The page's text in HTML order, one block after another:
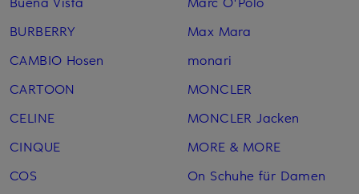
BURBERRY
CAMBIO Hosen
CARTOON
CELINE
CINQUE
COS
Max Mara
monari
MONCLER
MONCLER Jacken
MORE & MORE
On Schuhe für Damen